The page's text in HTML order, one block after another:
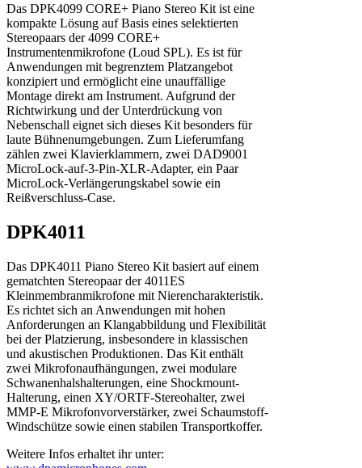
Das DPK4099 CORE+ Piano Stereo Kit ist eine
kompakte Lösung auf Basis eines selektierten
Stereopaars der 4099 CORE+
Instrumentenmikrofone (Loud SPL). Es ist für
Anwendungen mit begrenztem Platzangebot
konzipiert und ermöglicht eine unauffällige
Montage direkt am Instrument. Aufgrund der
Richtwirkung und der Unterdrückung von
Nebenschall eignet sich dieses Kit besonders für
laute Bühnenumgebungen. Zum Lieferumfang
zählen zwei Klavierklammern, zwei DAD9001
MicroLock-auf-3-Pin-XLR-Adapter, ein Paar
MicroLock-Verlängerungskabel sowie ein
Reißverschluss-Case.
DPK4011
Das DPK4011 Piano Stereo Kit basiert auf einem
gematchten Stereopaar der 4011ES
Kleinmembranmikrofone mit Nierencharakteristik.
Es richtet sich an Anwendungen mit hohen
Anforderungen an Klangabbildung und Flexibilität
bei der Platzierung, insbesondere in klassischen
und akustischen Produktionen. Das Kit enthält
zwei Mikrofonaufhängungen, zwei modulare
Schwanenhalshalterungen, eine Shockmount-
Halterung, einen XY/ORTF-Stereohalter, zwei
MMP-E Mikrofonvorverstärker, zwei Schaumstoff-
Windschütze sowie einen stabilen Transportkoffer.
Weitere Infos erhaltet ihr unter: